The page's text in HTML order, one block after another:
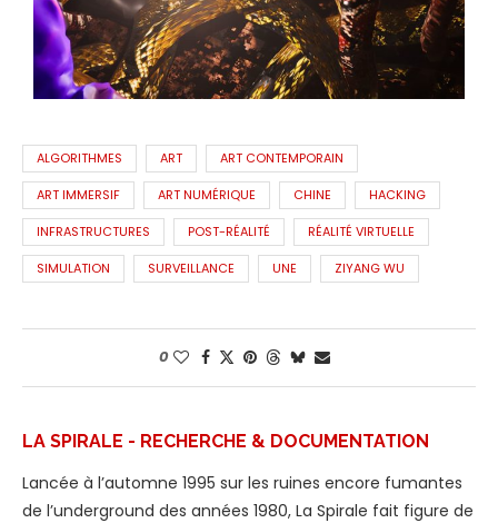
ALGORITHMES ART ART CONTEMPORAIN
ART IMMERSIF ART NUMÉRIQUE CHINE HACKING
INFRASTRUCTURES POST-RÉALITÉ RÉALITÉ VIRTUELLE
SIMULATION SURVEILLANCE UNE ZIYANG WU
0
LA SPIRALE - RECHERCHE & DOCUMENTATION
Lancée à l’automne 1995 sur les ruines encore fumantes
de l’underground des années 1980, La Spirale fait figure de